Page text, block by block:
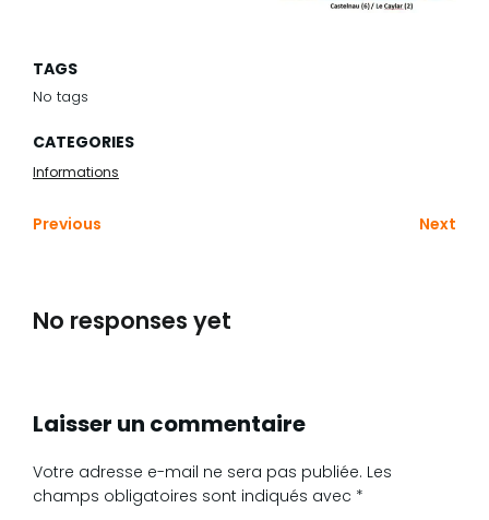
TAGS
No tags
CATEGORIES
Informations
Previous Next
No responses yet
Laisser un commentaire
Votre adresse e-mail ne sera pas publiée. Les
champs obligatoires sont indiqués avec *